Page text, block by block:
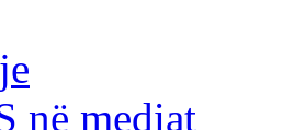
në mediat